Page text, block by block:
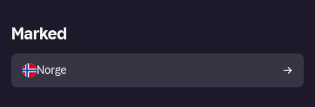
Utforsk butikker
Merchant portal
Marked
Norge